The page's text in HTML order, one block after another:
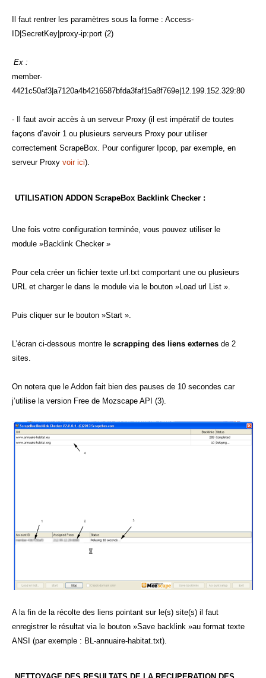
Il faut rentrer les paramètres sous la forme : Access-
ID|SecretKey|proxy-ip:port (2)
Ex :
member-
4421c50af3|a7120a4b4216587bfda3faf15a8f769e|12.199.152.329:80
- Il faut avoir accès à un serveur Proxy (il est impératif de toutes
façons d’avoir 1 ou plusieurs serveurs Proxy pour utiliser
correctement ScrapeBox. Pour configurer Ipcop, par exemple, en
serveur Proxy voir ici).
UTILISATION ADDON ScrapeBox Backlink Checker :
Une fois votre configuration terminée, vous pouvez utiliser le
module »Backlink Checker »
Pour cela créer un fichier texte url.txt comportant une ou plusieurs
URL et charger le dans le module via le bouton »Load url List ».
Puis cliquer sur le bouton »Start ».
L’écran ci-dessous montre le scrapping des liens externes de 2
sites.
On notera que le Addon fait bien des pauses de 10 secondes car
j’utilise la version Free de Mozscape API (3).
A la fin de la récolte des liens pointant sur le(s) site(s) il faut
enregistrer le résultat via le bouton »Save backlink »au format texte
ANSI (par exemple : BL-annuaire-habitat.txt).